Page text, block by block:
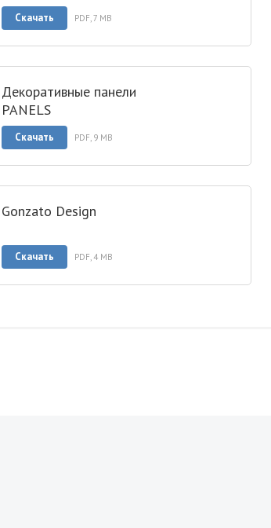
Скачать PDF, 7 MB
Декоративные панели
PANELS
Скачать PDF, 9 MB
Gonzato Design
Скачать PDF, 4 MB